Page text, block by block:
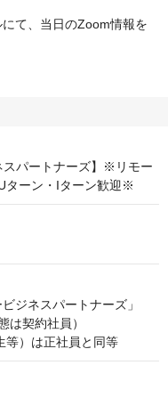
て、当日のZoom情報を
スパートナーズ】※リモー
ターン・Iターン歓迎※
ジネスパートナーズ」
契約社員）
等）は正社員と同等